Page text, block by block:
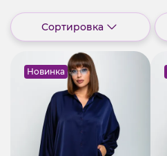
Сортировка
Новинка